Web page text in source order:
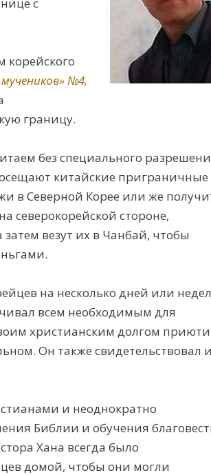
корейского
мучеников» №4,
границу.
без специального
китайские приграничные
в Северной Корее или же
северокорейской стороне,
везут их в Чанбай, чтобы
на несколько дней или
всем необходимым для
христианским долгом
Он также свидетельствовал
и неоднократно
Библии и обучения
Хана всегда было
домой, чтобы они могли